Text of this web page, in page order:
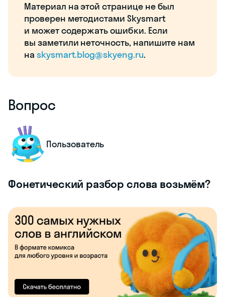
Материал на этой странице не был
проверен методистами Skysmart
и может содержать ошибки. Если
вы заметили неточность, напишите нам
на skysmart.blog@skyeng.ru.
Вопрос
Пользователь
Фонетический разбор слова возьмём?